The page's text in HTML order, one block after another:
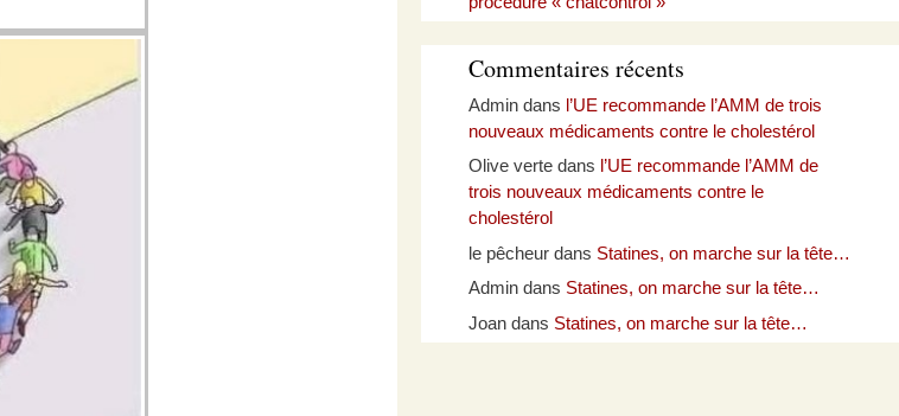
Commentaires récents
Admindans l’UE recommande l’AMM de trois
nouveaux médicaments contre le cholestérol
Olive vertedans l’UE recommande l’AMM de
trois nouveaux médicaments contre le
cholestérol
le pêcheurdans Statines, on marche sur la tête…
Admindans Statines, on marche sur la tête…
Joandans Statines, on marche sur la tête…